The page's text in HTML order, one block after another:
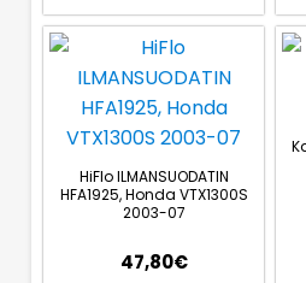
HiFlo ILMANSUODATIN
HFA1925, Honda VTX1300S
2003-07
47,80€